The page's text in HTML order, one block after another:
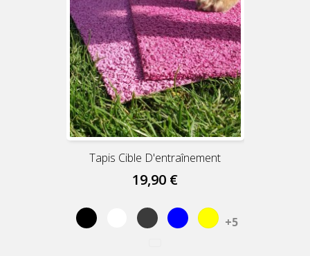
Tapis Cible D'entraînement
19,90 €
Black White Grey Blue Yellow
+5